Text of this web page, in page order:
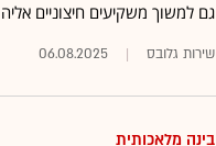
גם למשוך משקיעים חיצוניים אליה
שירות גלובס 06.08.2025
בינה מלאכותית